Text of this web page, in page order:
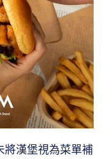
將漢堡視為菜單補